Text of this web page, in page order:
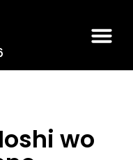
wo